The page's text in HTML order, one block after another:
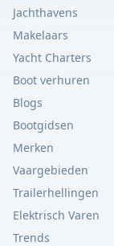
Jachthavens
Makelaars
Yacht Charters
Boot verhuren
Blogs
Bootgidsen
Merken
Vaargebieden
Trailerhellingen
Elektrisch Varen
Trends